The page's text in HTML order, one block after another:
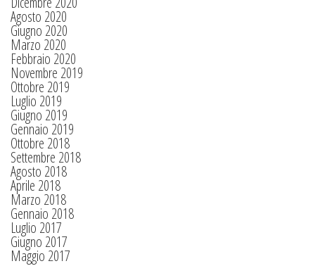
Agosto 2020
Giugno 2020
Marzo 2020
Febbraio 2020
Novembre 2019
Ottobre 2019
Luglio 2019
Giugno 2019
Gennaio 2019
Ottobre 2018
Settembre 2018
Agosto 2018
Aprile 2018
Marzo 2018
Gennaio 2018
Luglio 2017
Giugno 2017
Maggio 2017